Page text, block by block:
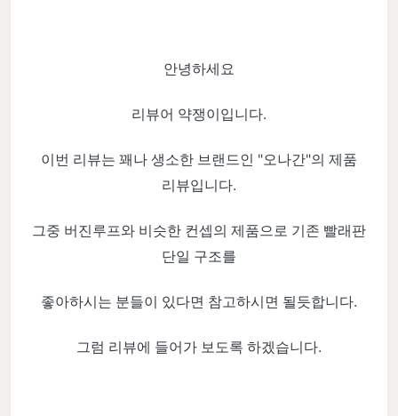
안녕하세요
리뷰어 약쟁이입니다.
이번 리뷰는 꽤나 생소한 브랜드인 "오나간"의 제품
리뷰입니다.
그중 버진루프와 비슷한 컨셉의 제품으로 기존 빨래판
단일 구조를
좋아하시는 분들이 있다면 참고하시면 될듯합니다.
그럼 리뷰에 들어가 보도록 하겠습니다.